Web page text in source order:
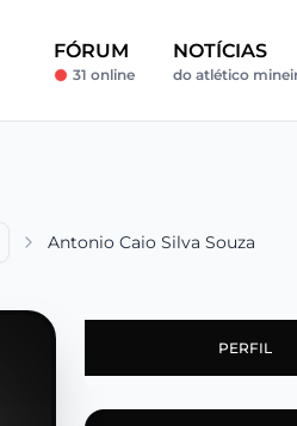
FÓRUM
31 online
NOTÍCIAS
do atlético
Antonio Caio Silva Souza
PERFIL